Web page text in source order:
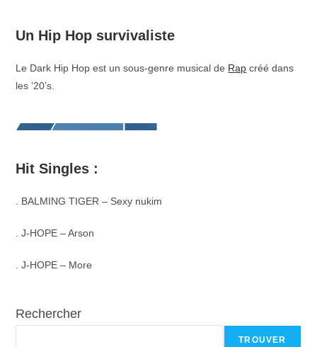
Un Hip Hop survivaliste
Le Dark Hip Hop est un sous-genre musical de Rap créé dans
les ’20’s.
Hit Singles :
. BALMING TIGER – Sexy nukim
. J-HOPE – Arson
. J-HOPE – More
Rechercher
TROUVER